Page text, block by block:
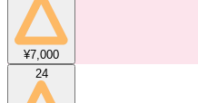
¥7,000
24